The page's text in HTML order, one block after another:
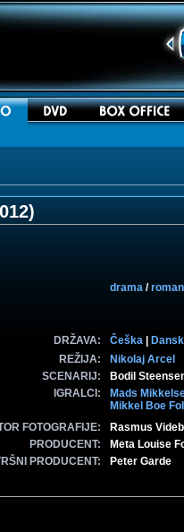
)
drama /
DRŽAVA: Češka
REŽIJA:
Nikolaj Arcel
SCENARIJ:
Bodil
IGRALCI:
Mads
Mikkel Boe
FOTOGRAFIJE:
Rasmus
PRODUCENT:
Meta Louise
PRODUCENT:
Peter Garde